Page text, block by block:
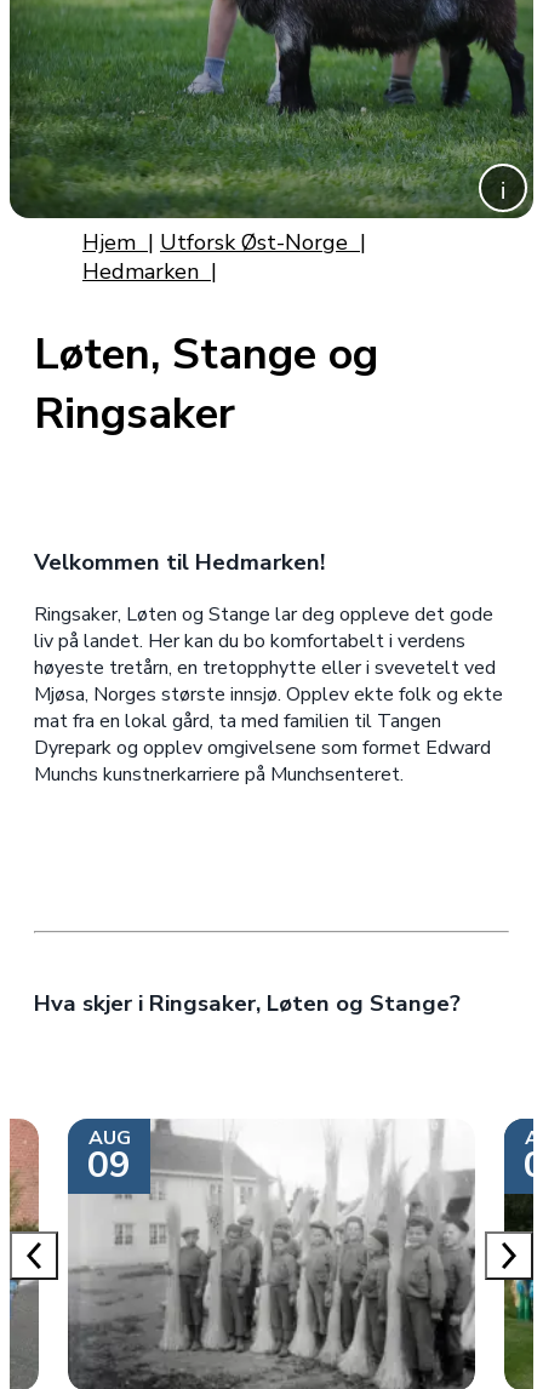
Hjem | Utforsk Øst-Norge |
Hedmarken |
Løten, Stange og
Ringsaker
Velkommen til Hedmarken!
Ringsaker, Løten og Stange lar deg oppleve det gode
liv på landet. Her kan du bo komfortabelt i verdens
høyeste tretårn, en tretopphytte eller i svevetelt ved
Mjøsa, Norges største innsjø. Opplev ekte folk og ekte
mat fra en lokal gård, ta med familien til Tangen
Dyrepark og opplev omgivelsene som formet Edward
Munchs kunstnerkarriere på Munchsenteret.
Hva skjer i Ringsaker, Løten og Stange?
AUG
09